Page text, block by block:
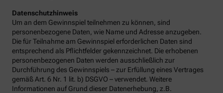
Datenschutzhinweis
Um an dem Gewinnspiel teilnehmen zu können, sind
personenbezogene Daten, wie Name und Adresse anzugeben.
Die für Teilnahme am Gewinnspiel erforderlichen Daten sind
entsprechend als Pflichtfelder gekennzeichnet. Die erhobenen
personenbezogenen Daten werden ausschließlich zur
Durchführung des Gewinnspiels – zur Erfüllung eines Vertrages
gemäß Art. 6 Nr. 1 lit. b) DSGVO – verwendet. Weitere
Informationen auf Grund dieser Datenerhebung, z.B.